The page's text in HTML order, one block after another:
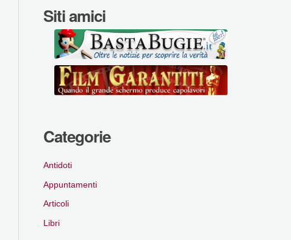
Siti amici
Categorie
Antidoti
Appuntamenti
Articoli
Libri